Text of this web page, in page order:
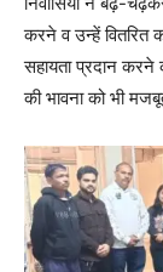
करने व उन्हें वितरित
सहायता प्रदान करने
की भावना को भी